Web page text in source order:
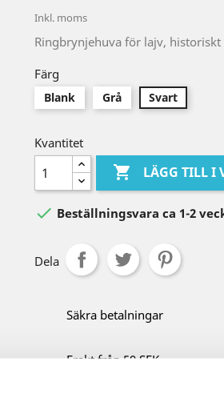
Inkl. moms
Ringbrynjehuva för lajv,
Färg
Blank Grå Svart
Kvantitet
 LÄGG TILL I
 Beställningsvara ca 1-2
Dela
Säkra betalningar
Frakt från 59 SEK